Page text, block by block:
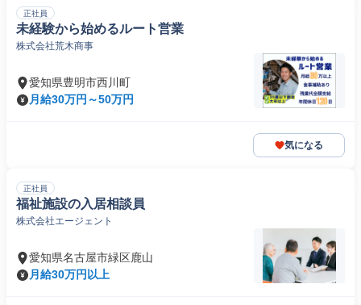
正社員
未経験から始めるルート営業
株式会社荒木商事
愛知県豊明市西川町
月給30万円～50万円
気になる
正社員
福祉施設の入居相談員
株式会社エージェント
愛知県名古屋市緑区鹿山
月給30万円以上